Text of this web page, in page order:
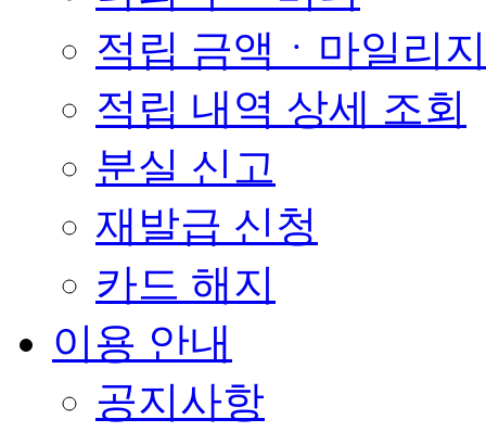
적립 금액ㆍ마일리지
적립 내역 상세 조회
분실 신고
재발급 신청
카드 해지
이용 안내
공지사항